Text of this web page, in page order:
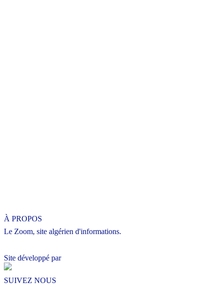
À PROPOS
Le Zoom, site algérien d'informations.
Site développé par
SUIVEZ NOUS